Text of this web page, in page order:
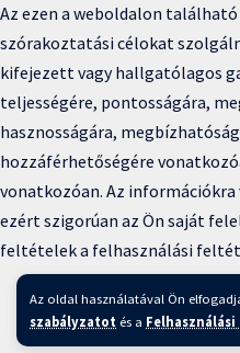
Az oldal használatával Ön
szabályzatot és a
Az ezen a weboldalon
szórakoztatási célokat
kifejezett vagy hallgatólagos
teljességére, pontosságára,
hasznosságára,
hozzáférhetőségére
vonatkozóan. Az
ezért szigorúan az Ön saját
feltételek a felhasználási
Copyright
Felhasználási feltételek –